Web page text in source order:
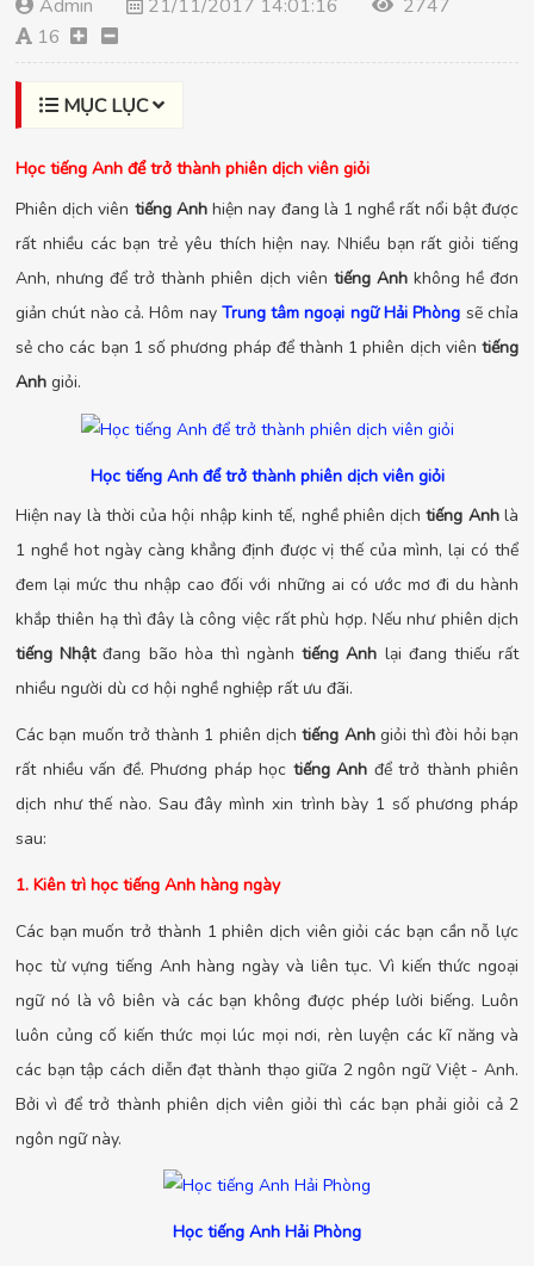
Admin 21/11/2017 14:01:16
2747
16
MỤC LỤC
Học tiếng Anh để trở thành phiên dịch viên giỏi
Phiên dịch viên tiếng Anhhiện nay đang là 1 nghề rất nổi bật được
rất nhiều các bạn trẻ yêu thích hiện nay. Nhiều bạn rất giỏi tiếng
Anh, nhưng để trở thành phiên dịch viên tiếng Anhkhông hề đơn
giản chút nào cả. Hôm nay Trung tâm ngoại ngữ Hải Phòng sẽ chỉa
sẻ cho các bạn 1 số phương pháp để thành 1 phiên dịch viên tiếng
Anh giỏi.
Học tiếng Anh để trở thành phiên dịch viên giỏi
Hiện nay là thời của hội nhập kinh tế, nghề phiên dịchtiếng Anhlà
1 nghề hot ngày càng khẳng định được vị thế của mình, lại có thể
đem lại mức thu nhập cao đối với những ai có ước mơ đi du hành
khắp thiên hạ thì đây là công việc rất phù hợp. Nếu như phiên dịch
tiếng Nhậtđang bão hòa thì ngànhtiếng Anh lại đang thiếu rất
nhiều người dù cơ hội nghề nghiệp rất ưu đãi.
Các bạn muốn trở thành 1 phiên dịchtiếng Anhgiỏi thì đòi hỏi bạn
rất nhiều vấn đề. Phương pháp học tiếng Anh để trở thành phiên
dịch như thế nào. Sau đây mình xin trình bày 1 số phương pháp
sau:
1. Kiên trì học tiếng Anh hàng ngày
Các bạn muốn trở thành 1 phiên dịch viên giỏi các bạn cần nỗ lực
học từ vựng tiếng Anh hàng ngày và liên tục. Vì kiến thức ngoại
ngữ nó là vô biên và các bạn không được phép lười biếng. Luôn
luôn củng cố kiến thức mọi lúc mọi nơi, rèn luyện các kĩ năng và
các bạn tập cách diễn đạt thành thạo giữa 2 ngôn ngữ Việt - Anh.
Bởi vì để trở thành phiên dịch viên giỏi thì các bạn phải giỏi cả 2
ngôn ngữ này.
Học tiếng Anh Hải Phòng